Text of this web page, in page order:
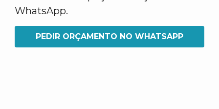
WhatsApp.
PEDIR ORÇAMENTO NO WHATSAPP